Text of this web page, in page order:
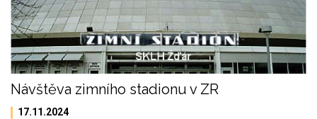
Návštěva zimního stadionu v ZR
17.11.2024